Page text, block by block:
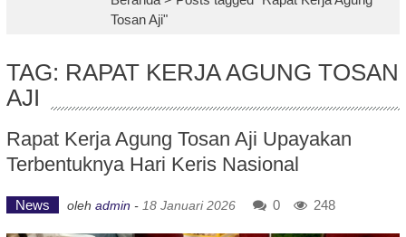
Tosan Aji"
TAG: RAPAT KERJA AGUNG TOSAN
AJI
Rapat Kerja Agung Tosan Aji Upayakan
Terbentuknya Hari Keris Nasional
News oleh admin - 18 Januari 2026 0 248